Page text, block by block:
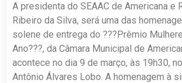
A presidenta do SEAAC de Americana e
Ribeiro da Silva, será uma das
solene de entrega do ???Prêmio
Ano???, da Câmara Municipal de
acontece no dia 9 de março, às 19h30,
Antônio Álvares Lobo. A homenagem à